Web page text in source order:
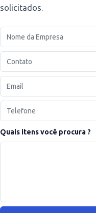
solicitados.
Quais itens você procura ?